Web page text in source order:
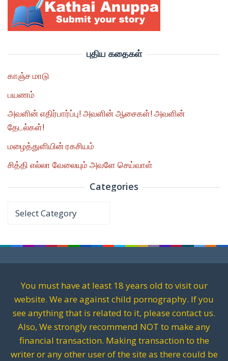
புதிய கதைகள்
காஞ்ச மாடு
பயணம்
அவளின் எதிர்பார்ப்பு! அவளின் ஆசைகள்! அவளின்
தேடல்கள்!
மழைத்துளியின் ரகசியம்
சித்தி எல்லா வேலையும் அவளே செய்வாள்
Categories
Categories
You must have at least 18 years old to visit our
website. We are against child pornography. If you
see anything that is related to it, please contact us.
Also, We strongly recommend NOT to make any
financial transaction. Making transaction to the
writer or any other user of the site as there could be